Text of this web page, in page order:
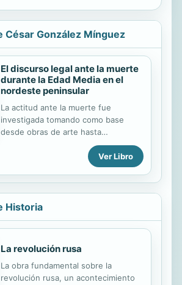
César González Mínguez
El discurso legal ante la muerte
durante la Edad Media en el
nordeste peninsular
La actitud ante la muerte fue
investigada tomando como base
desde obras de arte hasta
testamentos, fuente que dio pie a la
construcción de una historia serial o
cuantitativa en el nivel de las
mentalidades. Una fuente
frecuentada en menor medida es el
discurso legal, que estudia la
sistema de valores sociales,
regular la actitud de los hombres y
mujeres de la Edad Media ante la
muerte. Estos son algunos de los
Ver Libro
Historia
La revolución rusa
La obra fundamental sobre la
revolución rusa, un acontecimiento